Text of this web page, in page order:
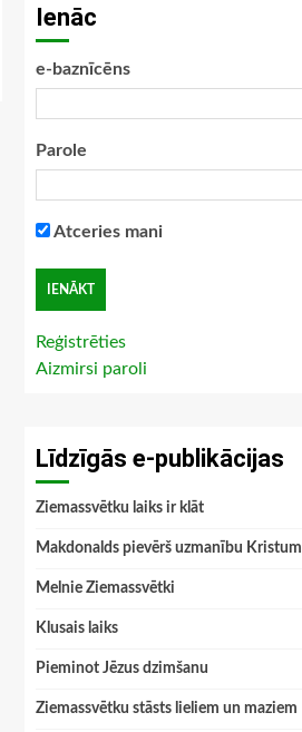
Ienāc
e-baznīcēns
Parole
Atceries mani
Reģistrēties
Aizmirsi paroli
Līdzīgās e-publikācijas
Ziemassvētku laiks ir klāt
Makdonalds pievērš uzmanību Kristum
Melnie Ziemassvētki
Klusais laiks
Pieminot Jēzus dzimšanu
Ziemassvētku stāsts lieliem un maziem